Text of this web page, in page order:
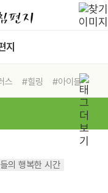
지
스 #힐링
#아이들
의 행복한 시간